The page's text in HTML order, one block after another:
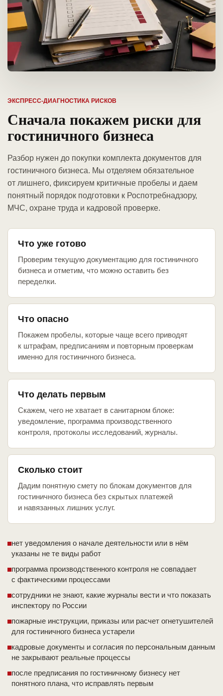
ЭКСПРЕСС-ДИАГНОСТИКА РИСКОВ
Сначала покажем риски для
гостиничного бизнеса
Разбор нужен до покупки комплекта документов для
гостиничного бизнеса. Мы отделяем обязательное
от лишнего, фиксируем критичные пробелы и даем
понятный порядок подготовки к Роспотребнадзору,
МЧС, охране труда и кадровой проверке.
Что уже готово
Проверим текущую документацию для гостиничного
бизнеса и отметим, что можно оставить без
переделки.
Что опасно
Покажем пробелы, которые чаще всего приводят
к штрафам, предписаниям и повторным проверкам
именно для гостиничного бизнеса.
Что делать первым
Скажем, чего не хватает в санитарном блоке:
уведомление, программа производственного
контроля, протоколы исследований, журналы.
Сколько стоит
Дадим понятную смету по блокам документов для
гостиничного бизнеса без скрытых платежей
и навязанных лишних услуг.
нет уведомления о начале деятельности или в нём
указаны не те виды работ
программа производственного контроля не совпадает
с фактическими процессами
сотрудники не знают, какие журналы вести и что показать
инспектору по России
пожарные инструкции, приказы или расчет огнетушителей
для гостиничного бизнеса устарели
кадровые документы и согласия по персональным данным
не закрывают реальные процессы
после предписания по гостиничному бизнесу нет
понятного плана, что исправлять первым